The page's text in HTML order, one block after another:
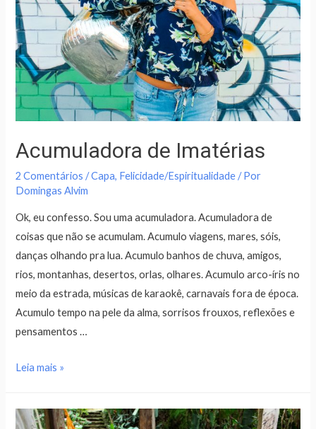
Acumuladora de Imatérias
2 Comentários /Capa, Felicidade/Espiritualidade/ Por
Domingas Alvim
Ok, eu confesso. Sou uma acumuladora. Acumuladora de
coisas que não se acumulam. Acumulo viagens, mares, sóis,
danças olhando pra lua. Acumulo banhos de chuva, amigos,
rios, montanhas, desertos, orlas, olhares. Acumulo arco-íris no
meio da estrada, músicas de karaokê, carnavais fora de época.
Acumulo tempo na pele da alma, sorrisos frouxos, reflexões e
pensamentos …
Leia mais »